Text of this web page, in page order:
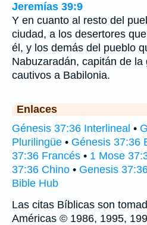
Jeremías 39:9
Y en cuanto al resto del
ciudad, a los desertores
él, y los demás del pueblo
Nabuzaradán, capitán de la
cautivos a Babilonia.
Enlaces
Génesis 37:36 Interlineal •
Plurilingüe • Génesis 37:36
37:36 Francés • 1 Mose
37:36 Chino • Genesis
Bible Hub
Las citas Bíblicas son
Américas © 1986, 1995,